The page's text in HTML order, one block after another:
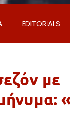
EDITORIALS
ΦΥΣΗ &
με